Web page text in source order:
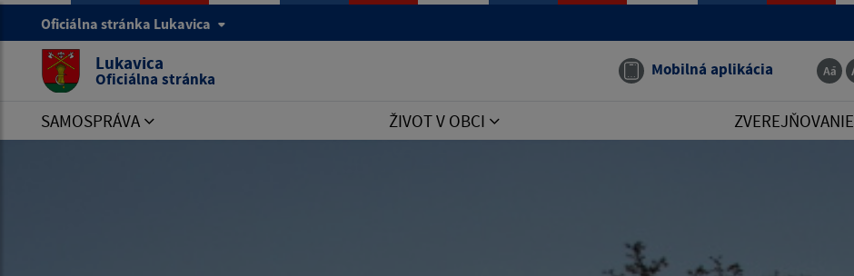
Oficiálna stránka Lukavica
Lukavica
Oficiálna stránka Mobilná aplikácia
SAMOSPRÁVA ŽIVOT V OBCI ZVEREJŇOVANIE